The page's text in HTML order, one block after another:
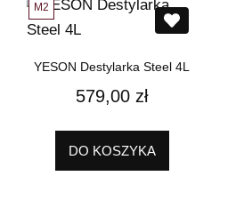
M2
YESON Destylarka Steel 4L
579,00 zł
DO KOSZYKA